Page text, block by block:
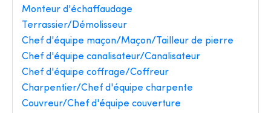
Monteur d'échaffaudage
Terrassier/Démolisseur
Chef d'équipe maçon/Maçon/Tailleur de pierre
Chef d'équipe canalisateur/Canalisateur
Chef d'équipe coffrage/Coffreur
Charpentier/Chef d'équipe charpente
Couvreur/Chef d'équipe couverture